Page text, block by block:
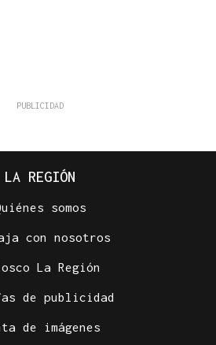
LA REGIÓN
somos
con nosotros
La Región
de publicidad
de imágenes